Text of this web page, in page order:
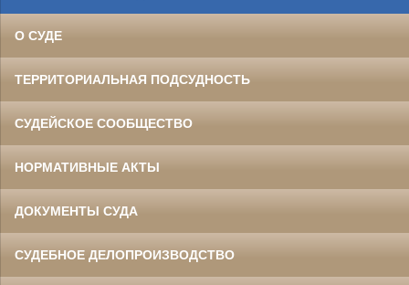
О СУДЕ
ТЕРРИТОРИАЛЬНАЯ ПОДСУДНОСТЬ
СУДЕЙСКОЕ СООБЩЕСТВО
НОРМАТИВНЫЕ АКТЫ
ДОКУМЕНТЫ СУДА
СУДЕБНОЕ ДЕЛОПРОИЗВОДСТВО